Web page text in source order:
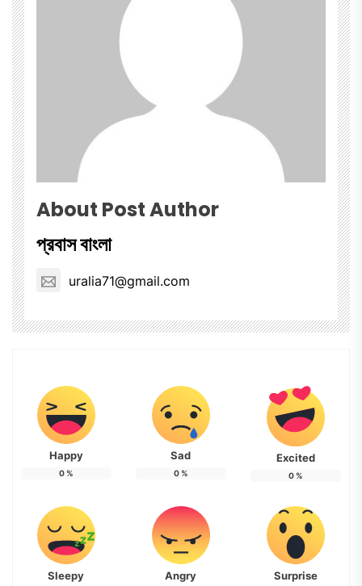
About Post Author
প্রবাস বাংলা
uralia71@gmail.com
Happy
0%
Sad
0%
Excited
0%
Sleepy Angry Surprise